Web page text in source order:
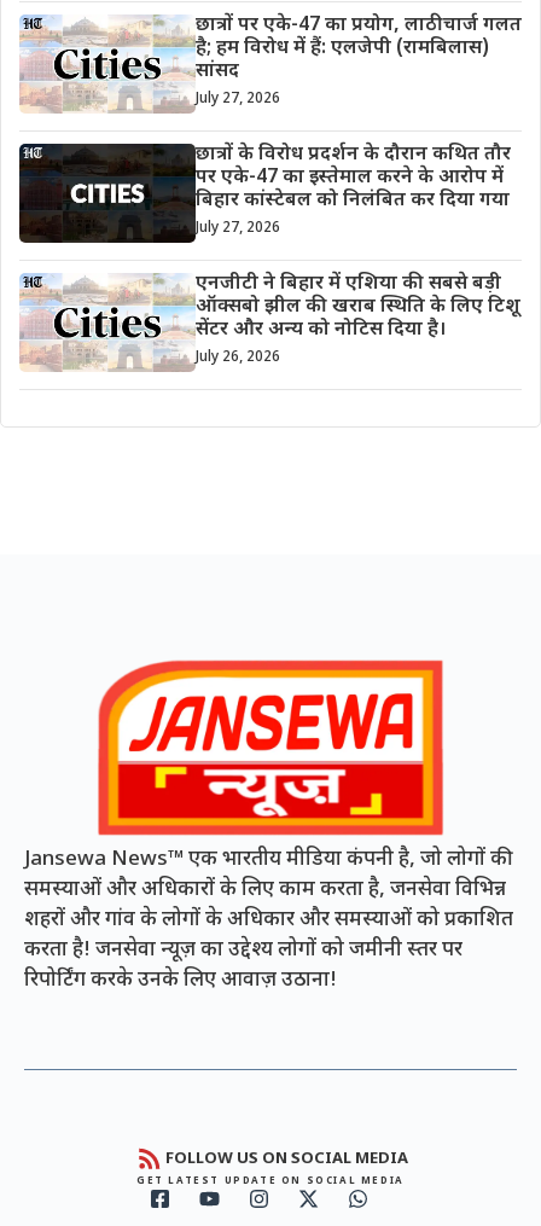
छात्रों पर एके-47 का प्रयोग, लाठीचार्ज गलत
है; हम विरोध में हैं: एलजेपी (रामबिलास)
सांसद
July 27, 2026
छात्रों के विरोध प्रदर्शन के दौरान कथित तौर
पर एके-47 का इस्तेमाल करने के आरोप में
बिहार कांस्टेबल को निलंबित कर दिया गया
July 27, 2026
एनजीटी ने बिहार में एशिया की सबसे बड़ी
ऑक्सबो झील की खराब स्थिति के लिए टिशू
सेंटर और अन्य को नोटिस दिया है।
July 26, 2026
Jansewa News™ एक भारतीय मीडिया कंपनी है, जो लोगों की
समस्याओं और अधिकारों के लिए काम करता है, जनसेवा विभिन्न
शहरों और गांव के लोगों के अधिकार और समस्याओं को प्रकाशित
करता है! जनसेवा न्यूज़ का उद्देश्य लोगों को जमीनी स्तर पर
रिपोर्टिंग करके उनके लिए आवाज़ उठाना!
FOLLOW US ON SOCIAL MEDIA
GET LATEST UPDATE ON SOCIAL MEDIA